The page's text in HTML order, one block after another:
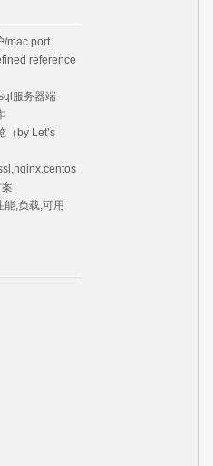
/mac port
reference
服务器端
（by Let’s
能,负载,可用